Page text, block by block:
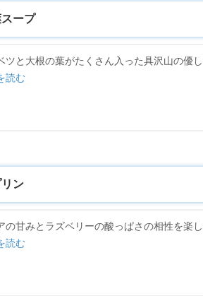
ープ
ツと大根の葉がたくさん入った具沢山の優し
読む
ン
の甘みとラズベリーの酸っぱさの相性を楽
読む